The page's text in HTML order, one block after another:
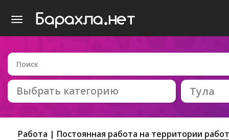
Выбрать категорию Тула
Работа
Постоянная работа на территории